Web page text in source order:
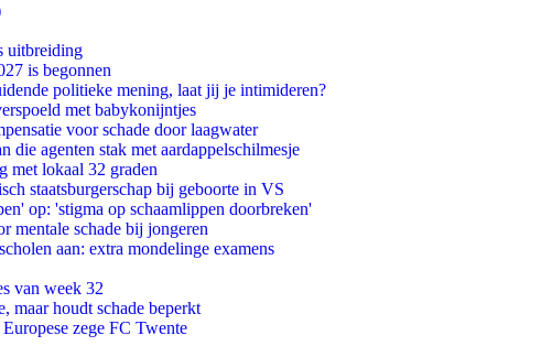
uitbreiding
is begonnen
politieke mening, laat jij je intimideren?
met babykonijntjes
voor schade door laagwater
die agenten stak met aardappelschilmesje
met lokaal 32 graden
staatsburgerschap bij geboorte in VS
op: 'stigma op schaamlippen doorbreken'
mentale schade bij jongeren
aan: extra mondelinge examens
van week 32
maar houdt schade beperkt
zege FC Twente